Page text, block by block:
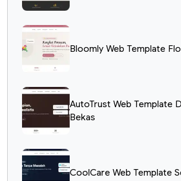
Bloomly Web Template
AutoTrust Web Template
Bekas
CoolCare Web Template